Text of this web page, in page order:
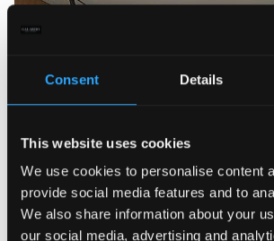
Consent Details
This website uses cookies
We use cookies to personalise content
provide social media features and to
We also share information about your
our social media, advertising and